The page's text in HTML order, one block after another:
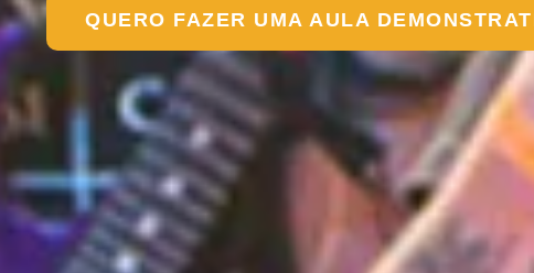
QUERO FAZER UMA AULA